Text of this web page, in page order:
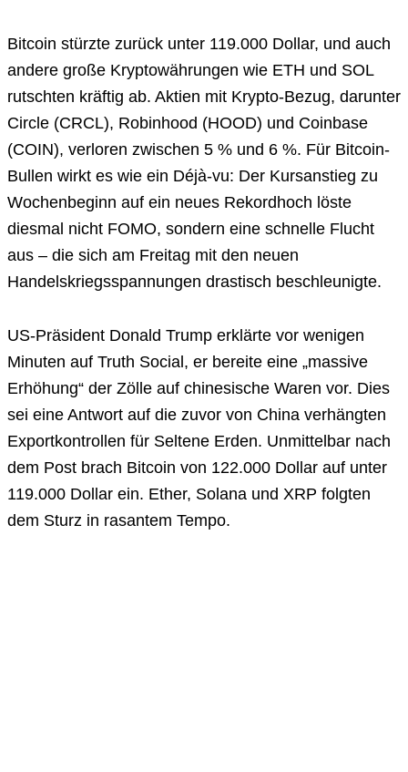
Bitcoin stürzte zurück unter 119.000 Dollar, und auch
andere große Kryptowährungen wie ETH und SOL
rutschten kräftig ab. Aktien mit Krypto-Bezug, darunter
Circle (CRCL), Robinhood (HOOD) und Coinbase
(COIN), verloren zwischen 5 % und 6 %. Für Bitcoin-
Bullen wirkt es wie ein Déjà-vu: Der Kursanstieg zu
Wochenbeginn auf ein neues Rekordhoch löste
diesmal nicht FOMO, sondern eine schnelle Flucht
aus – die sich am Freitag mit den neuen
Handelskriegsspannungen drastisch beschleunigte.
US-Präsident Donald Trump erklärte vor wenigen
Minuten auf Truth Social, er bereite eine „massive
Erhöhung“ der Zölle auf chinesische Waren vor. Dies
sei eine Antwort auf die zuvor von China verhängten
Exportkontrollen für Seltene Erden. Unmittelbar nach
dem Post brach Bitcoin von 122.000 Dollar auf unter
119.000 Dollar ein. Ether, Solana und XRP folgten
dem Sturz in rasantem Tempo.